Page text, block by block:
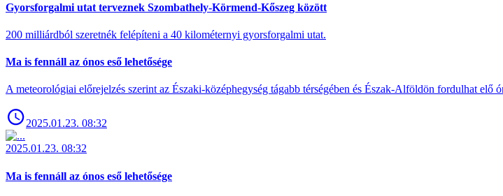
Gyorsforgalmi utat terveznek Szombathely-Körmend-Kőszeg között
200 milliárdból szeretnék felépíteni a 40 kilométernyi gyorsforgalmi utat.
Ma is fennáll az ónos eső lehetősége
A meteorológiai előrejelzés szerint az Északi-középhegység tágabb térségében és Észak-Alföldön fordulhat
2025.01.23. 08:32
2025.01.23. 08:32
Ma is fennáll az ónos eső lehetősége